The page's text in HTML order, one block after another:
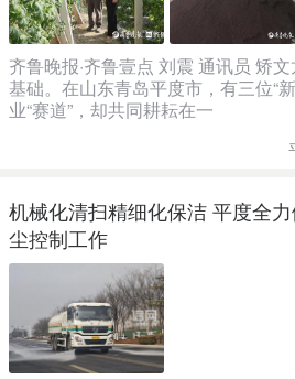
齐鲁晚报·齐鲁壹点 刘震 通讯员 矫
基础。在山东青岛平度市，有三位“
业“赛道”，却共同耕耘在一
机械化清扫精细化保洁 平度全
尘控制工作